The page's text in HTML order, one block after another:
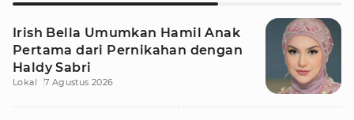
Irish Bella Umumkan Hamil Anak
Pertama dari Pernikahan dengan
Haldy Sabri
Lokal 7 Agustus 2026